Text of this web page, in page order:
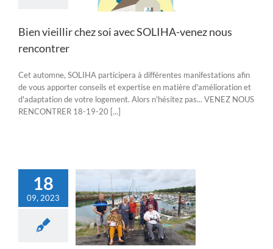
Bien vieillir chez soi avec SOLIHA-venez nous
rencontrer
Cet automne, SOLIHA participera à différentes manifestations afin
de vous apporter conseils et expertise en matière d'amélioration et
d'adaptation de votre logement. Alors n'hésitez pas... VENEZ NOUS
RENCONTRER 18-19-20 [...]
18
09, 2023
actif pour nos